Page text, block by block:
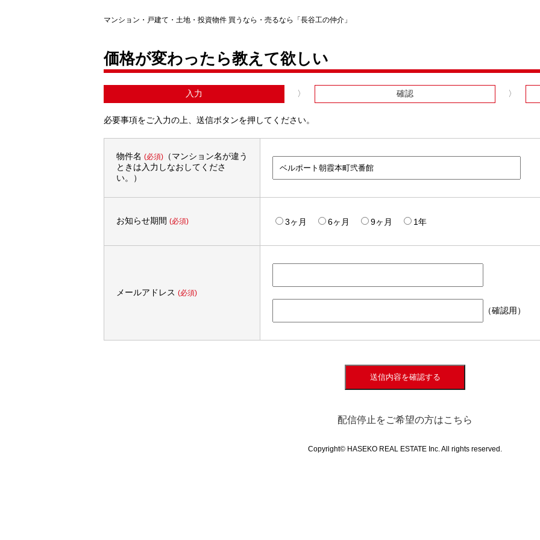
マンション・戸建て・土地・投資物件 買うなら・売るなら「長谷工の仲介」
価格が変わったら教えて欲しい
入力 確認
必要事項をご入力の上、送信ボタンを押してください。
物件名 (必須)（マンション名が違う
ときは入力しなおしてくださ
い。）
お知らせ期間 (必須) 3ヶ月 6ヶ月 9ヶ月 1年
メールアドレス (必須)
（確認用）
送信内容を確認する
配信停止をご希望の方はこちら
Copyright© HASEKO REAL ESTATE Inc. All rights reserved.